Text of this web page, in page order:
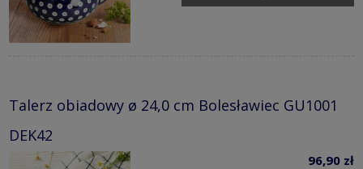
Talerz obiadowy ø 24,0 cm Bolesławiec GU1001
DEK42
96,90 zł